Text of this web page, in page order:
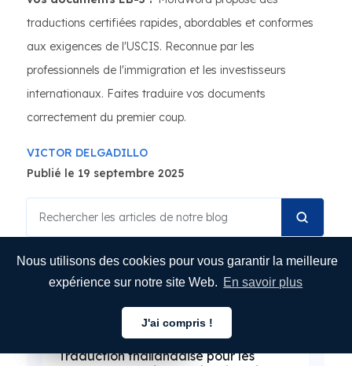
Nous utilisons des cookies pour vous garantir la meilleure
expérience sur notre site Web. En savoir plus
J'ai compris !
traductions certifiées rapides, abordables et conformes
aux exigences de l'USCIS. Reconnue par les
professionnels de l'immigration et les investisseurs
internationaux. Faites traduire vos documents
correctement du premier coup.
VICTOR DELGADILLO
Publié le 19 septembre 2025
Articles connexes
Traduction thaïlandaise pour les
Français
Français
Français